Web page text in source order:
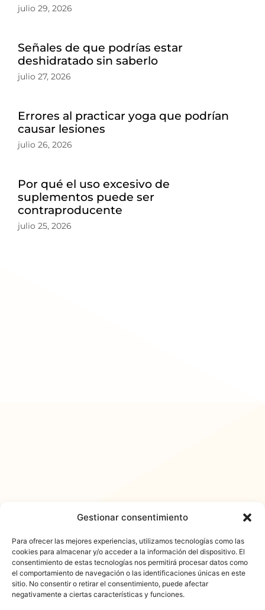
Gestionar consentimiento
Para ofrecer las mejores experiencias, utilizamos tecnologías como las
cookies para almacenar y/o acceder a la información del dispositivo. El
consentimiento de estas tecnologías nos permitirá procesar datos como
el comportamiento de navegación o las identificaciones únicas en este
sitio. No consentir o retirar el consentimiento, puede afectar
negativamente a ciertas características y funciones.
julio 29, 2026
Señales de que podrías estar
deshidratado sin saberlo
julio 27, 2026
Errores al practicar yoga que podrían
causar lesiones
julio 26, 2026
Por qué el uso excesivo de
suplementos puede ser
contraproducente
julio 25, 2026
𐓏FlashActual